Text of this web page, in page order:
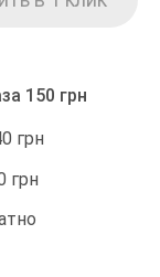
150 грн
грн
грн